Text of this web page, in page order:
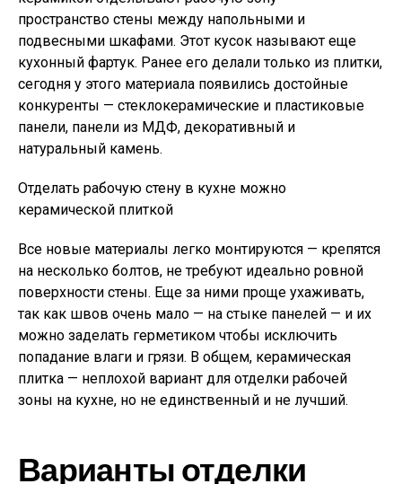
пространство стены между напольными и
подвесными шкафами. Этот кусок называют еще
кухонный фартук. Ранее его делали только из плитки,
сегодня у этого материала появились достойные
конкуренты — стеклокерамические и пластиковые
панели, панели из МДФ, декоративный и
натуральный камень.
Отделать рабочую стену в кухне можно
керамической плиткой
Все новые материалы легко монтируются — крепятся
на несколько болтов, не требуют идеально ровной
поверхности стены. Еще за ними проще ухаживать,
так как швов очень мало — на стыке панелей — и их
можно заделать герметиком чтобы исключить
попадание влаги и грязи. В общем, керамическая
плитка — неплохой вариант для отделки рабочей
зоны на кухне, но не единственный и не лучший.
Варианты отделки